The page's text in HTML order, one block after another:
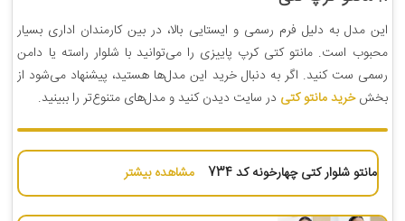
این مدل به دلیل فرم رسمی و ایستایی بالا، در بین کارمندان اداری بسیار
محبوب است. مانتو کتی کرپ پاییزی را می‌توانید با شلوار راسته یا دامن
رسمی ست کنید. اگر به دنبال خرید این مدل‌ها هستید، پیشنهاد می‌شود از
بخشخرید مانتو کتی در سایت دیدن کنید و مدل‌های متنوع‌تر را ببینید.
مانتو شلوار کتی چهارخونه کد 734 مشاهده بیشتر